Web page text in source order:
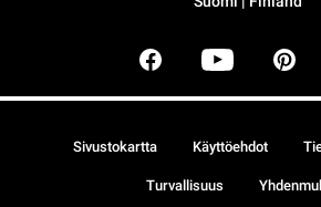
Sivustokartta Käyttöehdot
Turvallisuus